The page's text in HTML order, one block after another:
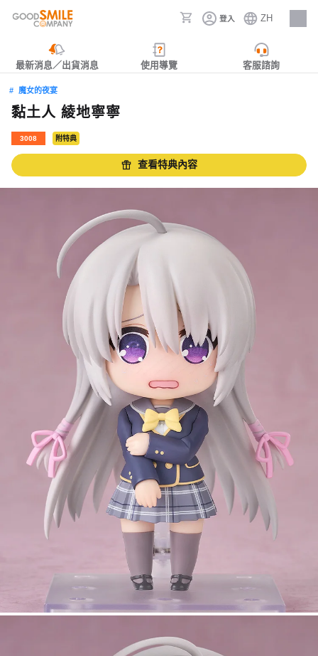
登入 ZH
人才招募
最新消息／出貨消息 使用導覽 客服諮詢
魔女的夜宴
黏土人 綾地寧寧
3008 附特典
查看特典內容